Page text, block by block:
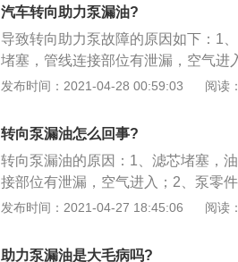
转向助力系统发展到液压转向助力系
动转向助力系统。2、电动助力转向
是持续性工作，可以减少汽车的能耗
油消耗。3、电动助力转向可以降低
消耗。
汽车转向助力泵漏油?
导致转向助力泵故障的原因如下：1
堵塞，管线连接部位有泄漏，空气进
量大，泵出油无压力，油不符合规定
位，防止空气进入，检修助力油泵，
发布时间：2021-04-28 00:59:03 阅读
转向泵漏油怎么回事?
转向泵漏油的原因：1、滤芯堵塞，
接部位有泄漏，空气进入；2、泵零
无压力，油不符合规定，粘度过大，
入，检修助力油泵，更换磨损严重的
发布时间：2021-04-27 18:45:06 阅读
助力泵漏油是大毛病吗?